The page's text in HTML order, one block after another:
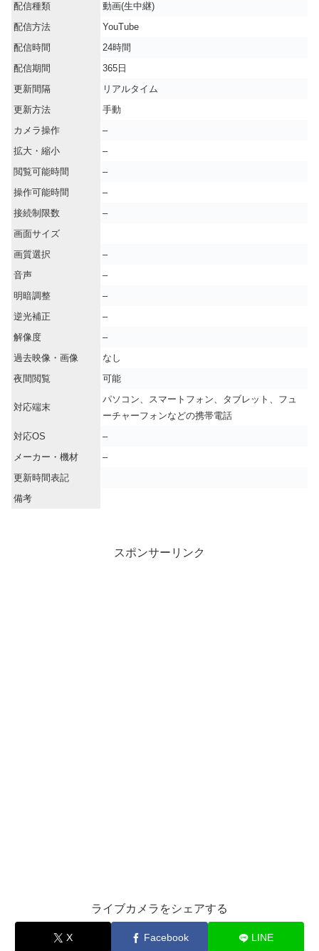
配信種類
動画(生中継)
配信方法
YouTube
配信時間
24時間
配信期間
365日
更新間隔
リアルタイム
更新方法
手動
カメラ操作
–
拡大・縮小
–
閲覧可能時間
–
操作可能時間
–
接続制限数
–
画面サイズ
画質選択
–
音声
–
明暗調整
–
逆光補正
–
解像度
–
過去映像・画像
なし
夜間閲覧
可能
対応端末
パソコン、スマートフォン、タブレット、フュ
ーチャーフォンなどの携帯電話
対応OS
–
メーカー・機材
–
更新時間表記
備考
スポンサーリンク
ライブカメラをシェアする
X Facebook LINE